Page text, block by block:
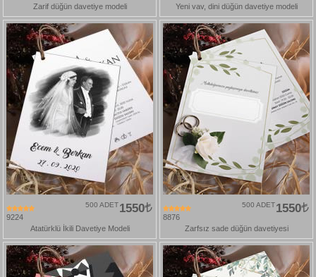
Zarif düğün davetiye modeli Yeni vav, dini düğün davetiye modeli
9224
1550
500 ADET
Atatürklü İkili Davetiye Modeli
8876
1550
500 ADET
Zarfsız sade düğün davetiyesi